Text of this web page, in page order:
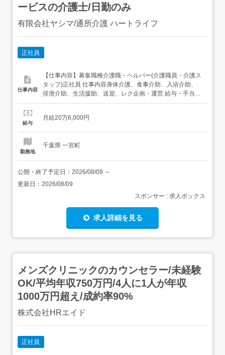
ービスの介護士/日勤のみ
有限会社ヤシマ/通所介護 ハートライフ
正社員
仕事内容
【仕事内容】募集職種介護職・ヘルパー(介護職員・介護ス
タッフ)正社員 仕事内容身体介護、食事介助、入浴介助、
排泄介助、生活援助、送迎、レク企画・運営 給与・手当<
給与>月給206,000円<基本給>153,000円<手当>交通費支
当:20,000円奨励手当:4,000円職務手当 :5,000円...
給与
月給20万6,000円
勤務地
千葉県 一宮町
公開・終了予定日： 2026/08/09 ～
更新日： 2026/08/09
スポンサー : 求人ボックス
求人詳細を見る
メンズクリニックのカウンセラー/未経験
OK/平均年収750万円/4人に1人が年収
1000万円超え/成約率90%
株式会社HRエイド
正社員